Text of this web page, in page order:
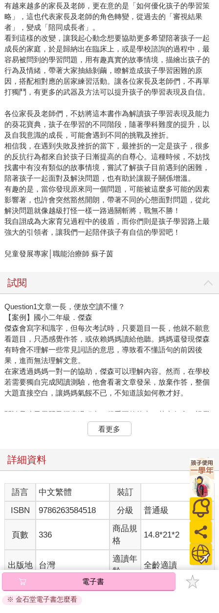
有越來越多的家長及老師，更在意的是「如何優化孩子的學習策
略」，這也代表家長及老師的角色轉變，從過去的「審視結果
者」，變成「陪同成長者」。
看到這樣的改變，讓我起心動念想要協助更多希望陪著孩子一起
成長的家庭，於是歸納出在臨床上，或是學校諮詢的過程中，最
容易被問到的學習問題，用有趣真實的故事情境，描繪出孩子的
行為及情緒，帶著大家抽絲剝繭，瞭解造成孩子學習困難的原
因，搭配相對應的居家練習活動。讓各位家長及老師們，不再單
打獨鬥，有更多的武器及方法可以提升孩子的學習表現及自信。
各位家長及老師們，不妨將這本書作為解讀孩子學習表現及能力
的葵花寶典，孩子在學習的不同階段，隨著學科難度的提升，以
及自我意識的成長，可能會遇到不同的挑戰及挫折。
相信我，在遇到失敗及挫折的當下，最挫折的一定是孩子，很多
的反抗行為都來自於孩子日漸提高的自尊心。這種時候，不妨找
找書中有沒有類似的故事情境，嘗試了解孩子目前遇到的困難，
陪著孩子一起面對及解決問題，也有助於讓親子關係增溫。
有趣的是，當你發現原來同一個問題，可能被這麼多可能的因素
影響著，也許會突然豁然開朗，帶著不同的心態面對問題，從此
解決問題就像越級打怪一樣一路過關斬將，戰無不勝！
我自詡成為大家育兒過程中的後盾，而你們則是孩子學習路上最
強大的引領者，讓我們一起陪伴孩子有自信的學習吧！
兒童發展專家│職能治療師 蘇子茵
試閱
Question1文章一長，便放空讀不懂？
【案例】國小二年級．傑森
傑森會寫字和識字，但每次考試時，只要題目一長，他就不願意
看題目，只憑感覺作答，或依賴媽媽讀給他聽。媽媽還發現傑森
有時會不理解一些常見詞語的意思，導致看不懂語句的前因後
果，進而無法理解文意。
在家透過媽媽一對一的協助，傑森可以理解內容。然而，在學校
若需要獨自完成閱讀測驗，他會看著文章發呆，放棄作答，整個
大題直接空白，讓媽媽氣餒不已，不知道該如何教才好。
閱讀是孩子學習及探索過程中，很重要的能力，其中包含了視覺
輸入和訊息解讀。我們之所以能沒有障礙的進行閱讀，都來自於
從小到大許多能力及經驗的累積。
訊獲取、課文理解、作業書寫和考試讀題等有關。而閱讀的流暢
很常會遇到家長很緊張地問我，「為什麼我的孩子好像都讀不
懂？」、「為什麼我的孩子這麼排斥閱讀？」有些孩子因為缺乏
用眼的經驗，導致在閱讀時會出現很難持續盯著看，或是出現跳
字跳行的情形，影響閱讀的流暢性及理解表現。
另外，也有些孩子對於閱讀內容，比較難找出重點，又或是詞彙
量不足，影響文章的全面性理解。
【Check Point兒童發展專家解析 小孩卡在哪？】
我請傑森去拿放在桌上的特定物品，要花比較長的時間才能找
到，顯示傑森屬於「片斷式搜尋」，也就是比較難依照同一個方
看更多
詳細資料
語言 中文繁體
裝訂
ISBN
9786263584518 分級 普通級
頁數 336
商品規
格
14.8*21*2
出版地 台灣
適讀年
齡
全齡適讀
注音 級別
電子書
※ 金石堂電子書怎麼看